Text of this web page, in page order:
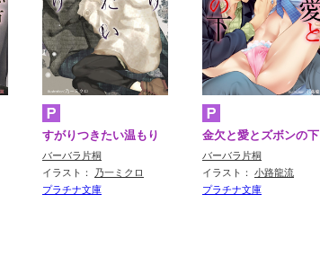
すがりつきたい温もり
バーバラ片桐
イラスト：
乃一ミクロ
プラチナ文庫
金欠と愛とズボンの下
バーバラ片桐
イラスト： 小路龍流
プラチナ文庫